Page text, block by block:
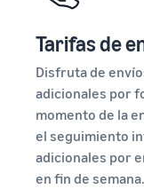
Tarifas de
Disfruta de
adicionales por
momento de la
el seguimiento
adicionales por
en fin de semana.